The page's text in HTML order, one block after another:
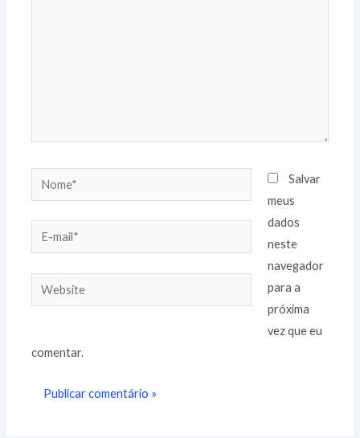
Nome*
E-
mail*
Website
Salvar
meus
dados
neste
navegador
para a
próxima
vez que eu
comentar.